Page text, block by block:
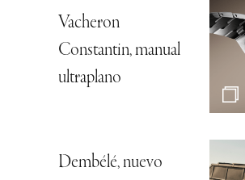
Vacheron
Constantin, manual
ultraplano
Dembélé, nuevo